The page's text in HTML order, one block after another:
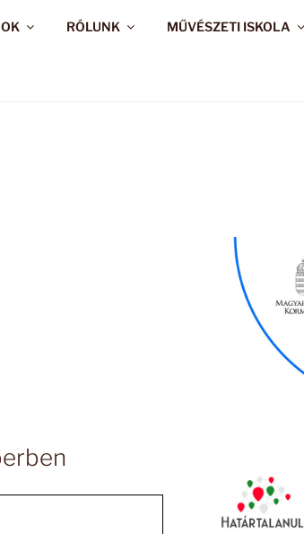
RÓLUNK MŰVÉSZETI ISKOLA